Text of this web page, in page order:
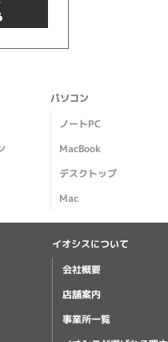
パソコン
ノートPC
MacBook
デスクトップ
Mac
イオシスについて
会社概要
店舗案内
事業所一覧